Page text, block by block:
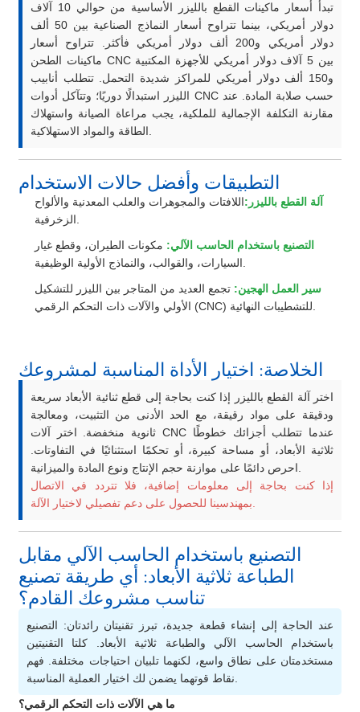
تبدأ أسعار ماكينات القطع بالليزر الأساسية من حوالي 10 آلاف
دولار أمريكي، بينما تتراوح أسعار النماذج الصناعية بين 50 ألف
دولار أمريكي و200 ألف دولار أمريكي فأكثر. تتراوح أسعار
ماكينات الطحن CNC بين 5 آلاف دولار أمريكي للأجهزة المكتبية
و150 ألف دولار أمريكي للمراكز شديدة التحمل. تتطلب أنابيب
الليزر استبدالًا دوريًا؛ وتتآكل أدوات CNC حسب صلابة المادة. عند
مقارنة التكلفة الإجمالية للملكية، يجب مراعاة الصيانة واستهلاك
الطاقة والمواد الاستهلاكية.
التطبيقات وأفضل حالات الاستخدام
آلة القطع بالليزر:اللافتات والمجوهرات والعلب المعدنية والألواح
الزخرفية.
التصنيع باستخدام الحاسب الآلي: مكونات الطيران، وقطع غيار
السيارات، والقوالب، والنماذج الأولية الوظيفية.
سير العمل الهجين: تجمع العديد من المتاجر بين الليزر للتشكيل
الأولي والآلات ذات التحكم الرقمي (CNC) للتشطيبات النهائية.
الخلاصة: اختيار الأداة المناسبة لمشروعك
اختر آلة القطع بالليزر إذا كنت بحاجة إلى قطع ثنائية الأبعاد سريعة
ودقيقة على مواد رقيقة، مع الحد الأدنى من التثبيت، ومعالجة
ثانوية منخفضة. اختر آلات CNC عندما تتطلب أجزائك خطوطًا
ثلاثية الأبعاد، أو مساحة كبيرة، أو تحكمًا استثنائيًا في التفاوتات.
احرص دائمًا على موازنة حجم الإنتاج ونوع المادة والميزانية.
إذا كنت بحاجة إلى معلومات إضافية، فلا تتردد في الاتصال
بمهندسينا للحصول على دعم تفصيلي لاختيار الآلة.
التصنيع باستخدام الحاسب الآلي مقابل
الطباعة ثلاثية الأبعاد: أي طريقة تصنيع
تناسب مشروعك القادم؟
عند الحاجة إلى إنشاء قطعة جديدة، تبرز تقنيتان رائدتان: التصنيع
باستخدام الحاسب الآلي والطباعة ثلاثية الأبعاد. كلتا التقنيتين
مستخدمتان على نطاق واسع، لكنهما تلبيان احتياجات مختلفة. فهم
نقاط قوتهما يضمن لك اختيار العملية المناسبة.
ما هي الآلات ذات التحكم الرقمي؟